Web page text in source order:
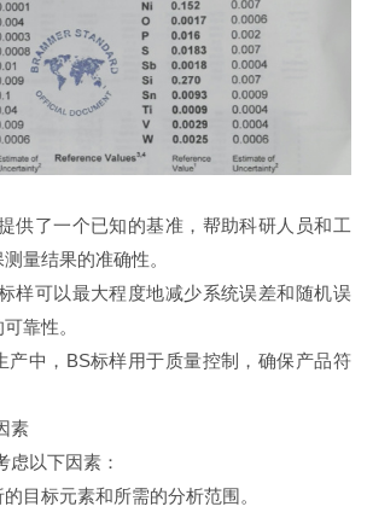
供了一个已知的基准，帮助科研人员和工
量结果的准确性。
样可以最大程度地减少系统误差和随机误
靠性。
产中，BS标样用于质量控制，确保产品符
素
虑以下因素：
目标元素和所需的分析范围。